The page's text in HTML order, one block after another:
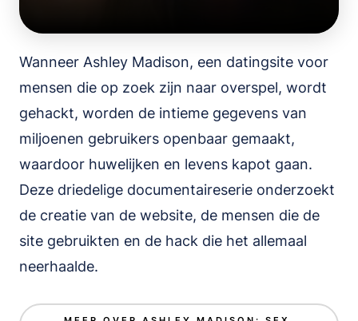
Wanneer Ashley Madison, een datingsite voor
mensen die op zoek zijn naar overspel, wordt
gehackt, worden de intieme gegevens van
miljoenen gebruikers openbaar gemaakt,
waardoor huwelijken en levens kapot gaan.
Deze driedelige documentaireserie onderzoekt
de creatie van de website, de mensen die de
site gebruikten en de hack die het allemaal
neerhaalde.